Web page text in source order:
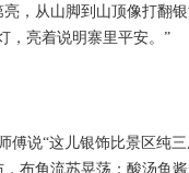
，从山脚到山顶像打翻
，亮着说明寨里平安。”
傅说“这儿银饰比景区纯
布角流苏晃荡；酸汤鱼酱